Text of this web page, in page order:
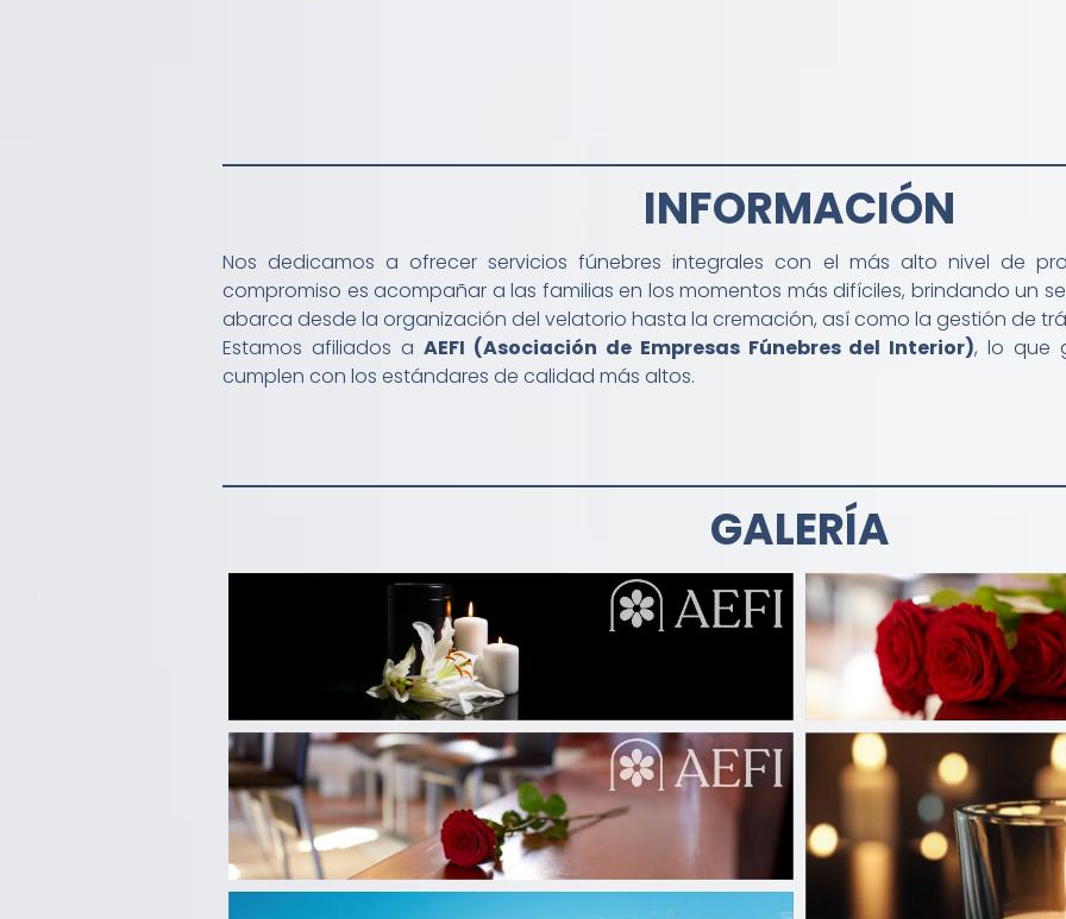
INFORMACIÓN
Nos dedicamos a ofrecer servicios fúnebres integrales con el más alto nivel de
compromiso es acompañar a las familias en los momentos más difíciles, brindando un
abarca desde la organización del velatorio hasta la cremación, así como la gestión de
Estamos afiliados a AEFI (Asociación de Empresas Fúnebres del Interior), lo que
cumplen con los estándares de calidad más altos.
GALERÍA